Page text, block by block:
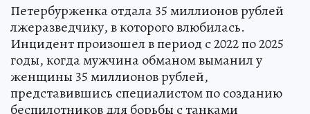
Петербурженка отдала 35 миллионов рублей
лжеразведчику, в которого влюбилась.
Инцидент произошел в период с 2022 по 2025
годы, когда мужчина обманом выманил у
женщины 35 миллионов рублей,
представившись специалистом по созданию
беспилотников для борьбы с танками